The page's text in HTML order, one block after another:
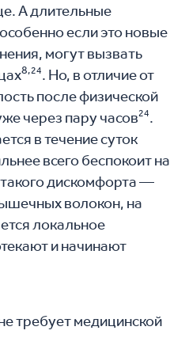
А длительные
если это новые
могут вызвать
8,24. Но, в отличие от
после физической
через пару часов24.
в течение суток
всего беспокоит на
дискомфорта —
волокон, на
локальное
и начинают
требует медицинской